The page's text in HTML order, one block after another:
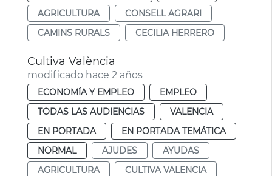
AGRICULTURA
CONSELL AGRARI
CAMINS RURALS
CECILIA HERRERO
Cultiva València
modificado hace 2 años
ECONOMÍA Y EMPLEO
EMPLEO
TODAS LAS AUDIENCIAS
VALENCIA
EN PORTADA
EN PORTADA TEMÁTICA
NORMAL
AJUDES
AYUDAS
AGRICULTURA
CULTIVA VALENCIA